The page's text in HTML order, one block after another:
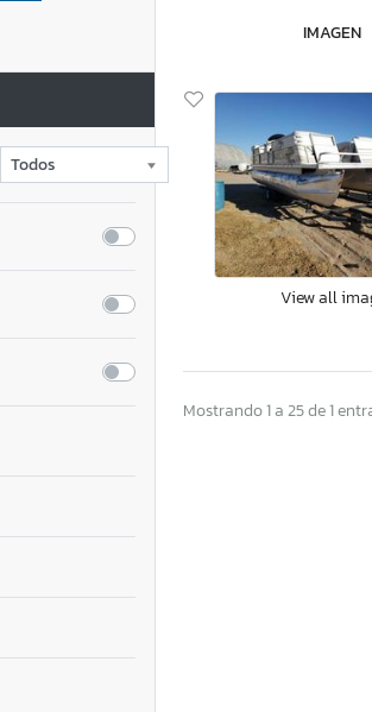
IMAGEN
View all
Mostrando 1 a 25 de 1